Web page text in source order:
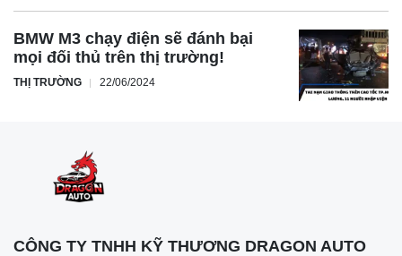
BMW M3 chạy điện sẽ đánh bại
mọi đối thủ trên thị trường!
THỊ TRƯỜNG 22/06/2024
CÔNG TY TNHH KỸ THƯƠNG DRAGON AUTO